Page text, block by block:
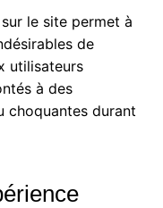
le site permet à
de
utilisateurs
à des
choquantes durant